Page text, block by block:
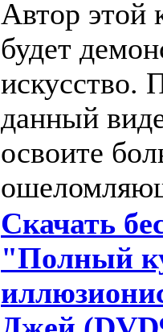
Автор этой
будет
искусство.
данный
освоите
Скачать
"Полный